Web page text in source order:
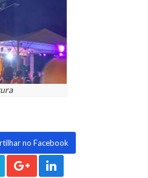
no Facebook